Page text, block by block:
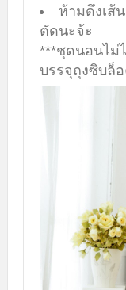
ห้ามดึงเส้
ตัดนะจ้ะ
***ชุดนอนไม่
บรรจุถุงซิบล็